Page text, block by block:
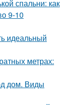
спальни: как
9-10
идеальный
метрах:
дом. Виды